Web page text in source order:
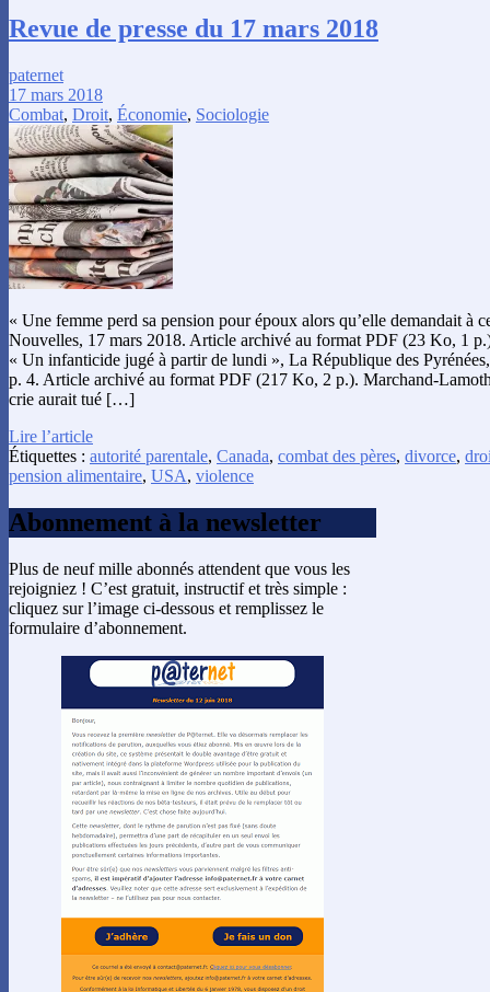
Revue de presse du 17 mars 2018
paternet
17 mars 2018
Combat, Droit, Économie, Sociologie
« Une femme perd sa pension pour époux alors qu’elle demandait à
Nouvelles, 17 mars 2018. Article archivé au format PDF (23 Ko, 1
« Un infanticide jugé à partir de lundi », La République des
p. 4. Article archivé au format PDF (217 Ko, 2 p.). Marchand-
crie aurait tué […]
Lire l’article
Étiquettes : autorité parentale, Canada, combat des pères, divorce,
pension alimentaire, USA, violence
Abonnement à la newsletter
Plus de neuf mille abonnés attendent que vous les
rejoigniez ! C’est gratuit, instructif et très simple :
cliquez sur l’image ci-dessous et remplissez le
formulaire d’abonnement.